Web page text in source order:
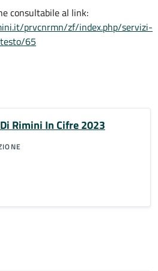
consultabile al link:
prvcnrmn/zf/index.php/servizi-
65
Rimini In Cifre 2023